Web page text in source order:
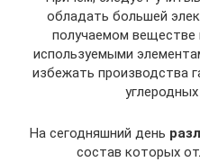
обладать большей
получаемом веществе
используемыми
избежать производства
На сегодняшний день
состав которых